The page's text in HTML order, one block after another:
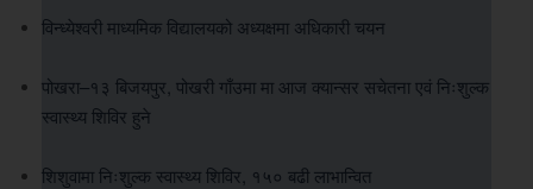
विन्ध्येश्वरी माध्यमिक विद्यालयको अध्यक्षमा अधिकारी चयन
पोखरा–१३ बिजयपुर, पोखरी गाँउमा मा आज क्यान्सर सचेतना एवं निःशुल्क
स्वास्थ्य शिविर हुने
शिशुवामा निःशुल्क स्वास्थ्य शिविर, १५० बढी लाभान्वित